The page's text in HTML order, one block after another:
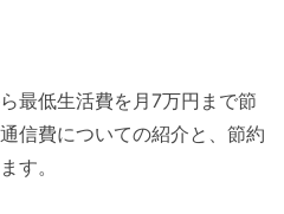
最低生活費を月7万円まで節
信費についての紹介と、節約
す。